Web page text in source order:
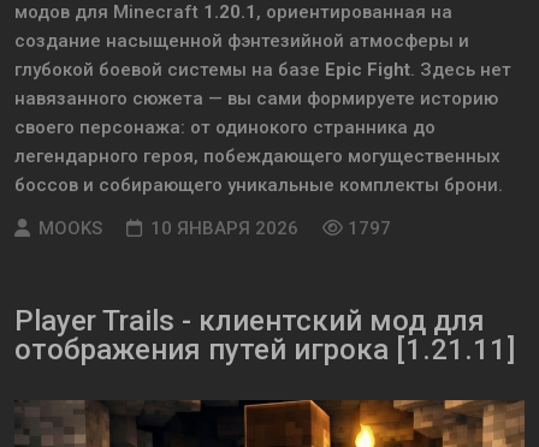
модов для Minecraft 1.20.1 , ориентированная на
создание насыщенной фэнтезийной атмосферы и
глубокой боевой системы на базе Epic Fight. Здесь нет
навязанного сюжета — вы сами формируете историю
своего персонажа: от одинокого странника до
легендарного героя, побеждающего могущественных
боссов и собирающего уникальные комплекты брони.
MOOKS
10 ЯНВАРЯ 2026 1797
Player Trails - клиентский мод для
отображения путей игрока [1.21.11]